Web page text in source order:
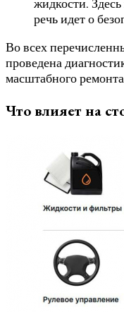
жидкости.
речь идет о
Во всех
проведена
масштабного
Что влияет на